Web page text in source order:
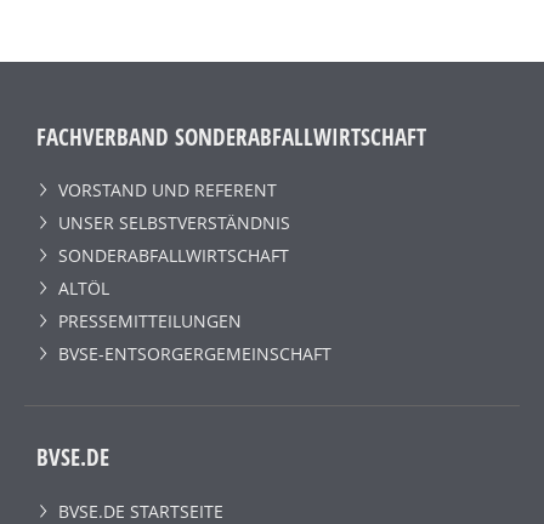
FACHVERBAND SONDERABFALLWIRTSCHAFT
VORSTAND UND REFERENT
UNSER SELBSTVERSTÄNDNIS
SONDERABFALLWIRTSCHAFT
ALTÖL
PRESSEMITTEILUNGEN
BVSE-ENTSORGERGEMEINSCHAFT
BVSE.DE
BVSE.DE STARTSEITE